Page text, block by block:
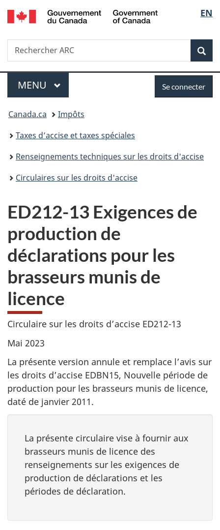
Passer
au
Passer
à
du
Passer
à
simplifiée
de
la
EN
Recherche
Rechercher
ARC
Menu
MENU PRINCIPAL
connecter
Se connecter
Vous
êtes
ici :
Canada.ca
Impôts
Taxes d’accise et taxes spéciales
Renseignements techniques sur les droits d'accise
Circulaires sur les droits d'accise
ED212-13 Exigences de
production de
déclarations pour les
brasseurs munis de
licence
Circulaire sur les droits d’accise ED212-13
Mai 2023
La présente version annule et remplace l’avis sur
les droits d’accise EDBN15, Nouvelle période de
production pour les brasseurs munis de licence,
daté de janvier 2011.
La présente circulaire vise à fournir aux
brasseurs munis de licence des
renseignements sur les exigences de
production de déclarations et les
périodes de déclaration.